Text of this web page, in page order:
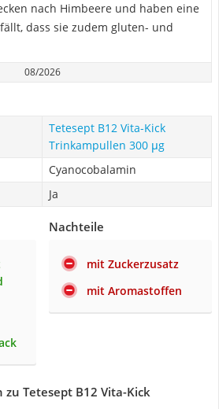
nach Himbeere und haben eine
dass sie zudem gluten- und
08/2026
Tetesept B12 Vita-Kick
Trinkampullen 300 μg
Cyanocobalamin
Ja
Nachteile
mit Zuckerzusatz
mit Aromastoffen
Tetesept B12 Vita-Kick